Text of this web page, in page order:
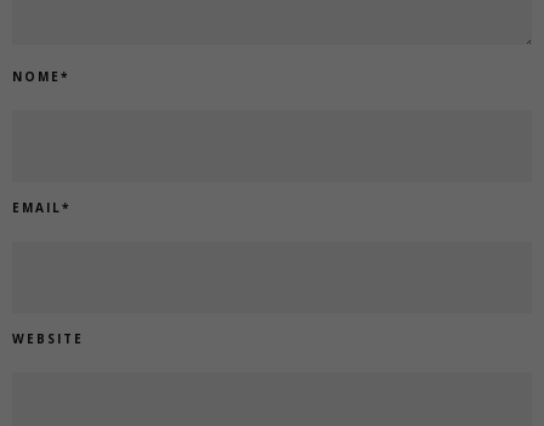
NOME *
EMAIL*
WEBSITE